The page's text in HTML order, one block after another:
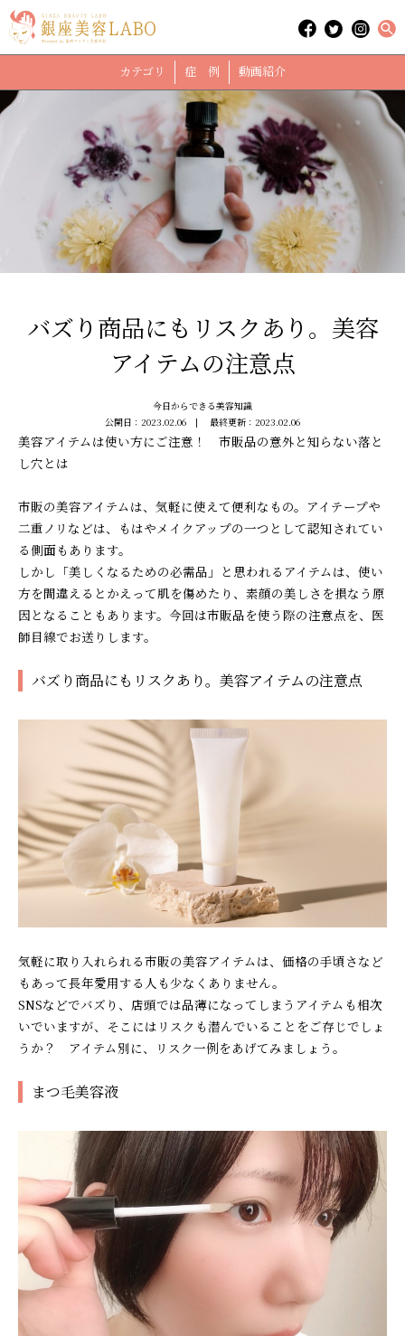
カテゴリ 症 例 動画紹介
バズり商品にもリスクあり。美容
アイテムの注意点
今日からできる美容知識
公開日： 2023.02.06 最終更新： 2023.02.06
美容アイテムは使い方にご注意！ 市販品の意外と知らない落と
し穴とは
市販の美容アイテムは、気軽に使えて便利なもの。アイテープや
二重ノリなどは、もはやメイクアップの一つとして認知されてい
る側面もあります。
しかし「美しくなるための必需品」と思われるアイテムは、使い
方を間違えるとかえって肌を傷めたり、素顔の美しさを損なう原
因となることもあります。今回は市販品を使う際の注意点を、医
師目線でお送りします。
バズり商品にもリスクあり。美容アイテムの注意点
気軽に取り入れられる市販の美容アイテムは、価格の手頃さなど
もあって長年愛用する人も少なくありません。
SNSなどでバズり、店頭では品薄になってしまうアイテムも相次
いでいますが、そこにはリスクも潜んでいることをご存じでしょ
うか？ アイテム別に、リスク一例をあげてみましょう。
まつ毛美容液